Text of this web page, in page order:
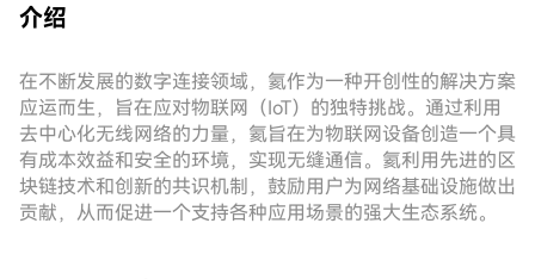
介绍
在不断发展的数字连接领域，氦作为一种开创性的解决方案
应运而生，旨在应对物联网（IoT）的独特挑战。通过利用
去中心化无线网络的力量，氦旨在为物联网设备创造一个具
有成本效益和安全的环境，实现无缝通信。氦利用先进的区
块链技术和创新的共识机制，鼓励用户为网络基础设施做出
贡献，从而促进一个支持各种应用场景的强大生态系统。